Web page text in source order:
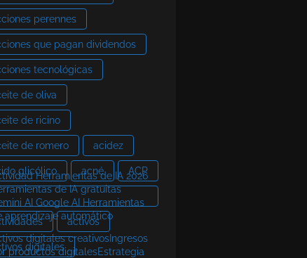
perennes
que pagan dividendos
tecnológicas
de oliva
de ricino
de romero acidez
glicólico acné ACP
Herramientas de IA 2026
de IA gratuitas
AI Google AI Herramientas
aprendizaje automático
activos
digitales
digitales creativosIngresos
productos digitalesEstrategia